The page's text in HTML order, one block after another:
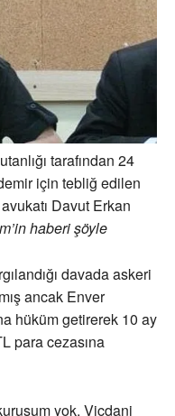
tarafından 24
için tebliğ edilen
Davut Erkan
haberi şöyle
davada askeri
ancak Enver
hüküm getirerek 10 ay
para cezasına
yok. Vicdani